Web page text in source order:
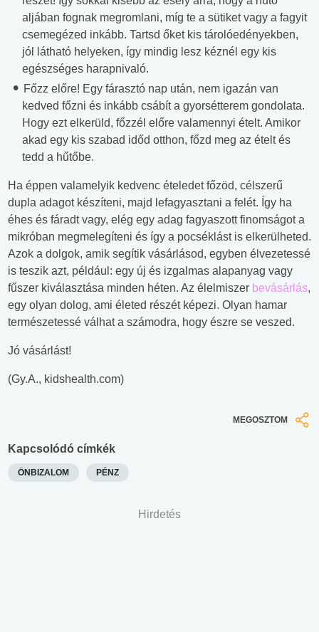
aljában fognak megromlani, míg te a sütiket vagy a fagyit
csemegézed inkább. Tartsd őket kis tárolóedényekben,
jól látható helyeken, így mindig lesz kéznél egy kis
egészséges harapnivaló.
Főzz előre! Egy fárasztó nap után, nem igazán van
kedved főzni és inkább csábít a gyorsétterem gondolata.
Hogy ezt elkerüld, főzzél előre valamennyi ételt. Amikor
akad egy kis szabad időd otthon, főzd meg az ételt és
tedd a hűtőbe.
Ha éppen valamelyik kedvenc ételedet főzöd, célszerű
dupla adagot készíteni, majd lefagyasztani a felét. Így ha
éhes és fáradt vagy, elég egy adag fagyaszott finomságot a
mikróban megmelegíteni és így a pocséklást is elkerülheted.
Azok a dolgok, amik segítik vásárlásod, egyben élvezetessé
is teszik azt, például: egy új és izgalmas alapanyag vagy
fűszer kiválasztása minden héten. Az élelmiszer bevásárlás,
egy olyan dolog, ami életed részét képezi. Olyan hamar
természetessé válhat a számodra, hogy észre se veszed.
Jó vásárlást!
(Gy.A., kidshealth.com)
MEGOSZTOM
Kapcsolódó címkék
ÖNBIZALOM PÉNZ
Hirdetés